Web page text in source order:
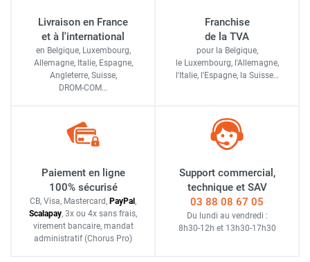
Livraison en France
et à l'international
en Belgique, Luxembourg,
Allemagne, Italie, Espagne,
Angleterre, Suisse,
DROM-COM…
Franchise
de la TVA
pour la Belgique,
le Luxembourg, l'Allemagne,
l'Italie, l'Espagne, la Suisse…
Paiement en ligne
100% sécurisé
CB, Visa, Mastercard, PayPal ,
Scalapay, 3x ou 4x sans frais,
virement bancaire, mandat
administratif (Chorus Pro)
Support commercial,
technique et SAV
03 88 08 67 05
Du lundi au vendredi :
8h30-12h et 13h30-17h30